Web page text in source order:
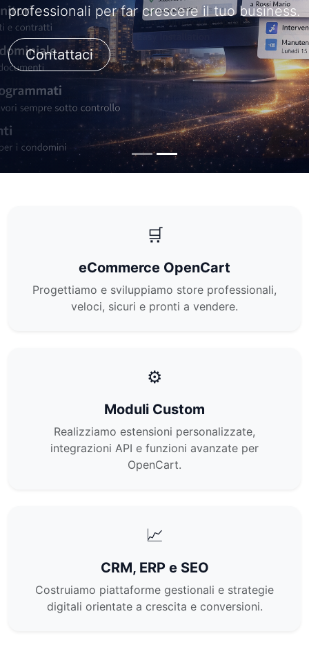
professionali per far crescere il tuo business.
Contattaci
🛒
eCommerce OpenCart
Progettiamo e sviluppiamo store professionali,
veloci, sicuri e pronti a vendere.
⚙️
Moduli Custom
Realizziamo estensioni personalizzate,
integrazioni API e funzioni avanzate per
OpenCart.
📈
CRM, ERP e SEO
Costruiamo piattaforme gestionali e strategie
digitali orientate a crescita e conversioni.